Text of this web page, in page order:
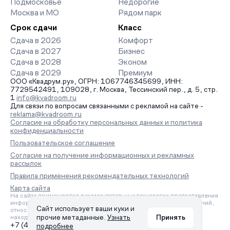
Подмосковье
Москва и МО
Недорогие
Рядом парк
Срок сдачи
Сдача в 2026
Сдача в 2027
Сдача в 2028
Сдача в 2029
Класс
Комфорт
Бизнес
Эконом
Премиум
ООО «Квадрум.ру», ОГРН: 1067746345699, ИНН:
7729542491, 109028, г. Москва, Тессинский пер., д. 5, стр.
1 info@kvadroom.ru
Для связи по вопросам связанными с рекламой на сайте -
reklama@kvadroom.ru
Согласие на обработку персональных данных и политика
конфиденциальности
Пользовательское соглашение
Согласие на получение информационных и рекламных
рассылок
Правила применения рекомендательных технологий
Карта сайта
На сайте применяются рекомендательные технологии предоставления
информации на основе сбора, систематизации и анализа сведений,
относящихся к предпочтениям пользователей сети «Интернет»,
находящихся на территории Российской Федерации.
+7 (495) 157-88-80
Сайт использует ваши куки и
прочие метаданные. Узнать
подробнее
Принять